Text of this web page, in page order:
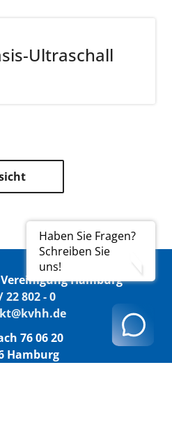
Haben Sie Fragen?
Schreiben Sie
uns!
Ultraschall
Hamburg
22 802 - 0
76 06 20
Hamburg